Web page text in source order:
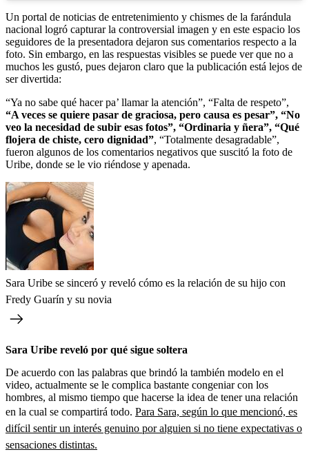
Un portal de noticias de entretenimiento y chismes de la farándula
nacional logró capturar la controversial imagen y en este espacio los
seguidores de la presentadora dejaron sus comentarios respecto a la
foto. Sin embargo, en las respuestas visibles se puede ver que no a
muchos les gustó, pues dejaron claro que la publicación está lejos de
ser divertida:
“Ya no sabe qué hacer pa’ llamar la atención”, “Falta de respeto”,
“A veces se quiere pasar de graciosa, pero causa es pesar”, “No
veo la necesidad de subir esas fotos”, “Ordinaria y ñera”, “Qué
flojera de chiste, cero dignidad”, “Totalmente desagradable”,
fueron algunos de los comentarios negativos que suscitó la foto de
Uribe, donde se le vio riéndose y apenada.
Sara Uribe se sinceró y reveló cómo es la relación de su hijo con
Fredy Guarín y su novia
Sara Uribe reveló por qué sigue soltera
De acuerdo con las palabras que brindó la también modelo en el
video, actualmente se le complica bastante congeniar con los
hombres, al mismo tiempo que hacerse la idea de tener una relación
en la cual se compartirá todo. Para Sara, según lo que mencionó, es
difícil sentir un interés genuino por alguien si no tiene expectativas o
sensaciones distintas.